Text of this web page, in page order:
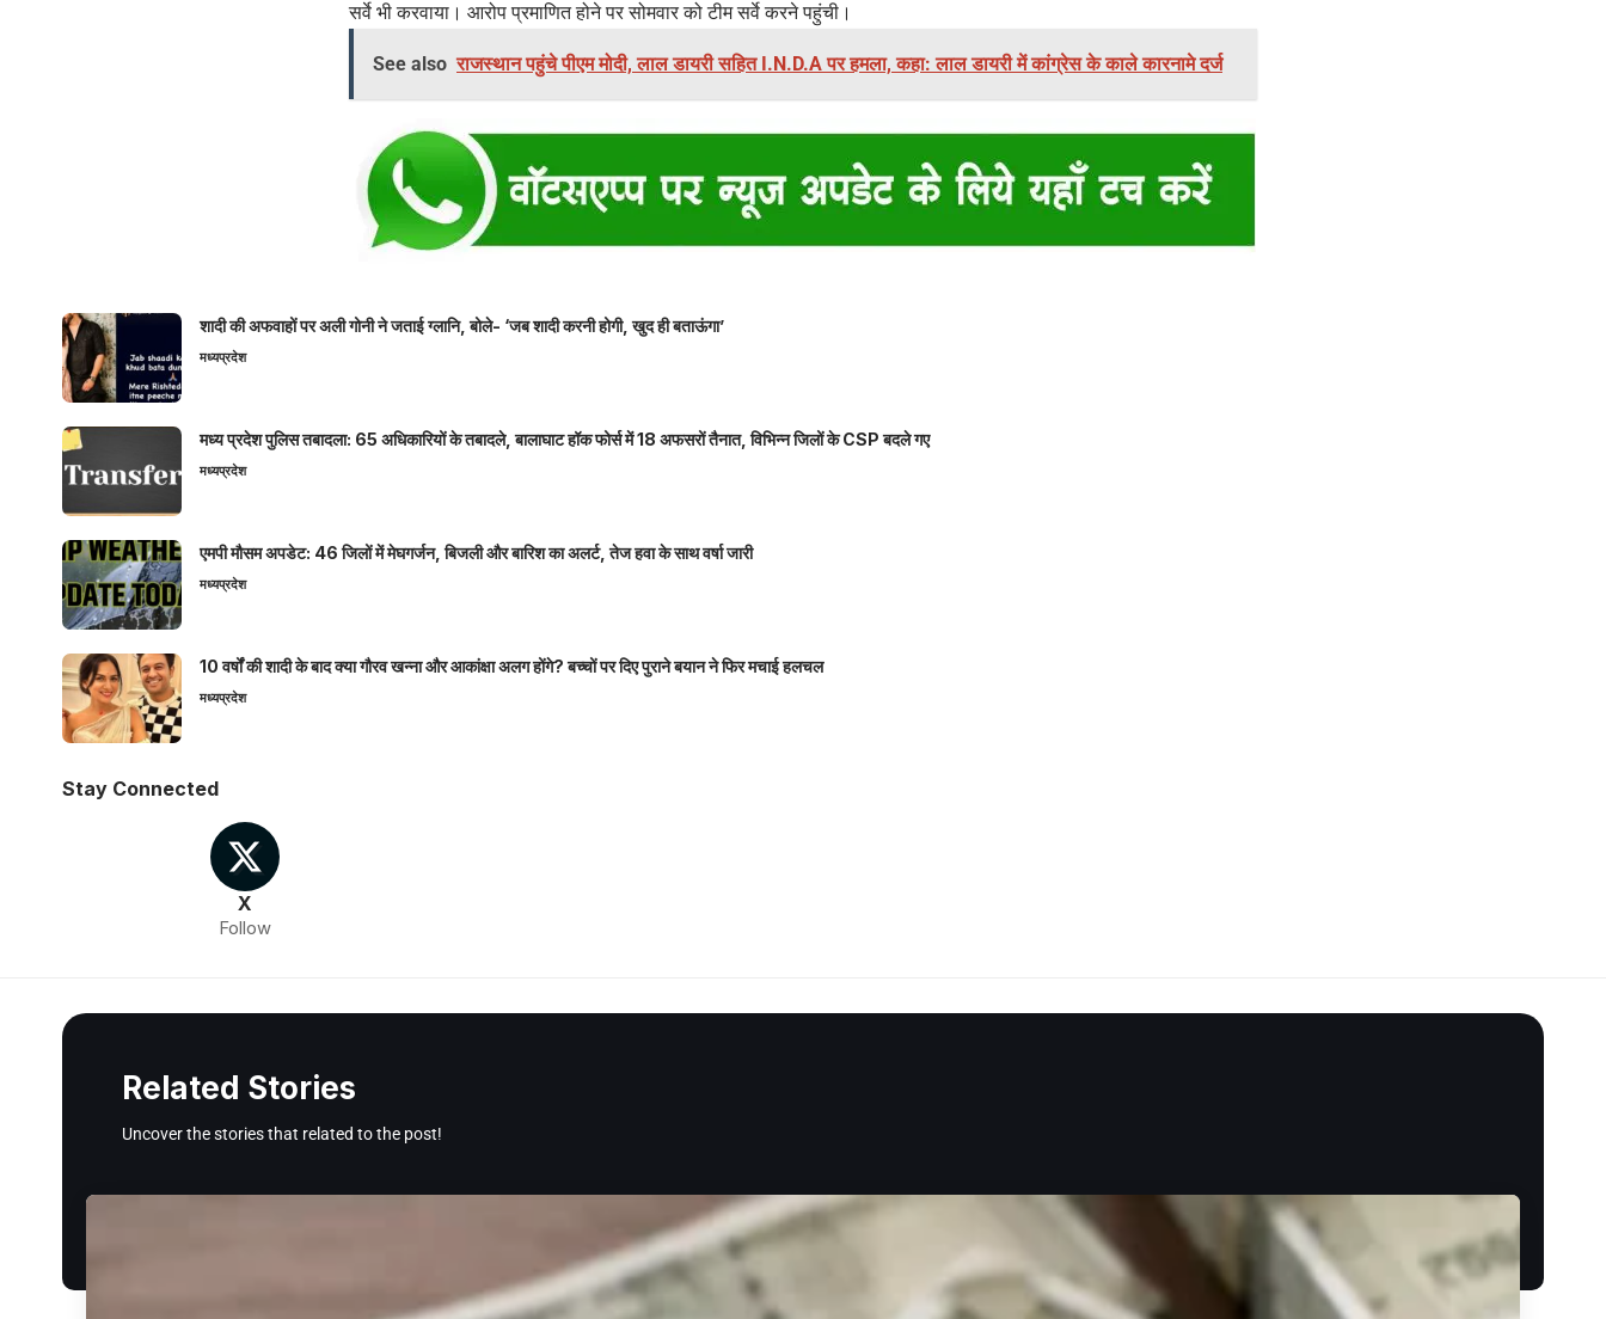
सर्वे भी करवाया। आरोप प्रमाणित होने पर सोमवार को टीम सर्वे करने पहुंची।
See also राजस्थान पहुंचे पीएम मोदी, लाल डायरी सहित I.N.D.A पर हमला, कहा: लाल डायरी में कांग्रेस के काले कारनामे दर्ज
शादी की अफवाहों पर अली गोनी ने जताई ग्लानि, बोले- ‘जब शादी करनी होगी, खुद ही बताऊंगा’
मध्यप्रदेश
मध्य प्रदेश पुलिस तबादला: 65 अधिकारियों के तबादले, बालाघाट हॉक फोर्स में 18 अफसरों तैनात, विभिन्न जिलों के CSP बदले गए
मध्यप्रदेश
एमपी मौसम अपडेट: 46 जिलों में मेघगर्जन, बिजली और बारिश का अलर्ट, तेज हवा के साथ वर्षा जारी
मध्यप्रदेश
10 वर्षों की शादी के बाद क्या गौरव खन्ना और आकांक्षा अलग होंगे? बच्चों पर दिए पुराने बयान ने फिर मचाई हलचल
मध्यप्रदेश
Stay Connected
X
Follow
Related Stories
Uncover the stories that related to the post!